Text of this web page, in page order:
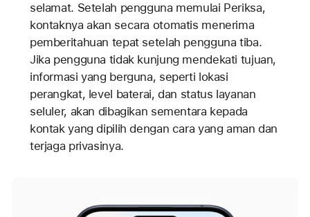
selamat. Setelah pengguna memulai Periksa,
kontaknya akan secara otomatis menerima
pemberitahuan tepat setelah pengguna tiba.
Jika pengguna tidak kunjung mendekati tujuan,
informasi yang berguna, seperti lokasi
perangkat, level baterai, dan status layanan
seluler, akan dibagikan sementara kepada
kontak yang dipilih dengan cara yang aman dan
terjaga privasinya.